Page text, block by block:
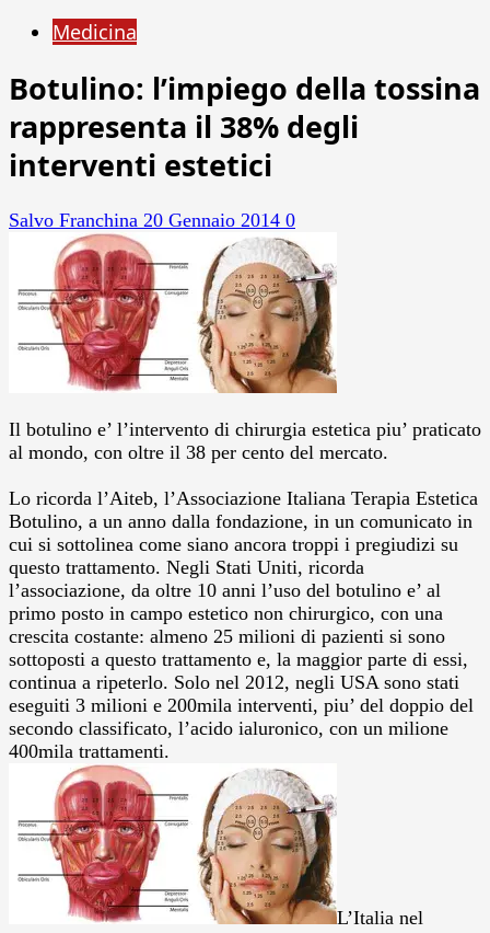
Medicina
Botulino: l’impiego della tossina
rappresenta il 38% degli
interventi estetici
Salvo Franchina 20 Gennaio 2014 0
Il botulino e’ l’intervento di chirurgia estetica piu’ praticato
al mondo, con oltre il 38 per cento del mercato.
Lo ricorda l’Aiteb, l’Associazione Italiana Terapia Estetica
Botulino, a un anno dalla fondazione, in un comunicato in
cui si sottolinea come siano ancora troppi i pregiudizi su
questo trattamento. Negli Stati Uniti, ricorda
l’associazione, da oltre 10 anni l’uso del botulino e’ al
primo posto in campo estetico non chirurgico, con una
crescita costante: almeno 25 milioni di pazienti si sono
sottoposti a questo trattamento e, la maggior parte di essi,
continua a ripeterlo. Solo nel 2012, negli USA sono stati
eseguiti 3 milioni e 200mila interventi, piu’ del doppio del
secondo classificato, l’acido ialuronico, con un milione
400mila trattamenti.
L’Italia nel